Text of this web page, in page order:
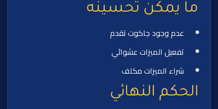
ما يمكن تحسينه
عدم وجود جاكوت تقدم
تفعيل الميزات عشوائي
شراء الميزات مكلف
الحكم النهائي